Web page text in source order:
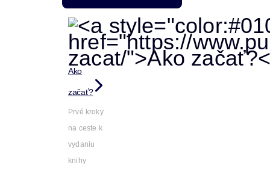
Ako
začať?
Prvé kroky
na ceste k
vydaniu
knihy